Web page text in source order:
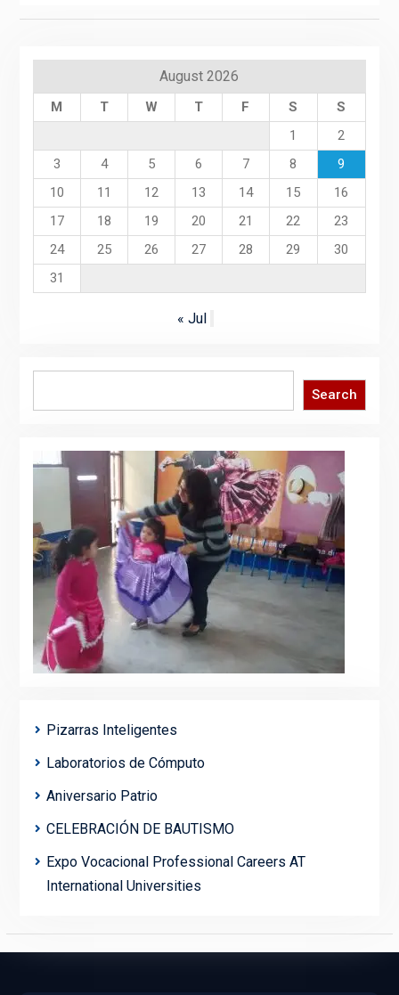
August 2026
M T W T F S
S
1
2
3
4 5 6 7 8
9
10
11 12 13 14 15
16
17
18 19 20 21 22
23
24
25 26 27 28 29
30
31
« Jul
Search
Pizarras Inteligentes
Laboratorios de Cómputo
Aniversario Patrio
CELEBRACIÓN DE BAUTISMO
Expo Vocacional Professional Careers AT
International Universities